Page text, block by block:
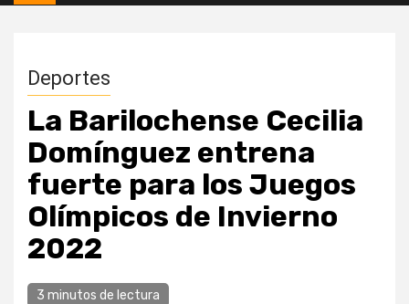
principal
Deportes
La Barilochense Cecilia
Domínguez entrena
fuerte para los Juegos
Olímpicos de Invierno
2022
3 minutos de lectura